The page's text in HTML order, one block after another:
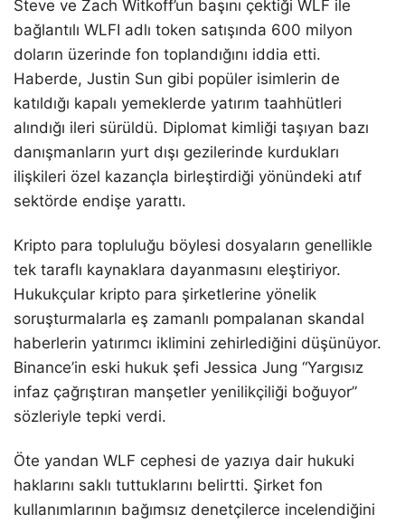
Steve ve Zach Witkoff’un başını çektiği WLF ile
bağlantılı WLFI adlı token satışında 600 milyon
doların üzerinde fon toplandığını iddia etti.
Haberde, Justin Sun gibi popüler isimlerin de
katıldığı kapalı yemeklerde yatırım taahhütleri
alındığı ileri sürüldü. Diplomat kimliği taşıyan bazı
danışmanların yurt dışı gezilerinde kurdukları
ilişkileri özel kazançla birleştirdiği yönündeki atıf
sektörde endişe yarattı.
Kripto para topluluğu böylesi dosyaların genellikle
tek taraflı kaynaklara dayanmasını eleştiriyor.
Hukukçular kripto para şirketlerine yönelik
soruşturmalarla eş zamanlı pompalanan skandal
haberlerin yatırımcı iklimini zehirlediğini düşünüyor.
Binance’in eski hukuk şefi Jessica Jung “Yargısız
infaz çağrıştıran manşetler yenilikçiliği boğuyor”
sözleriyle tepki verdi.
Öte yandan WLF cephesi de yazıya dair hukuki
haklarını saklı tuttuklarını belirtti. Şirket fon
kullanımlarının bağımsız denetçilerce incelendiğini